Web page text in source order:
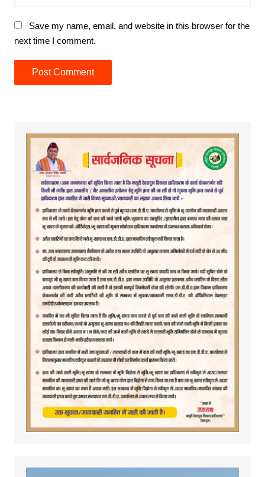
Save my name, email, and website in this browser for the
next time I comment.